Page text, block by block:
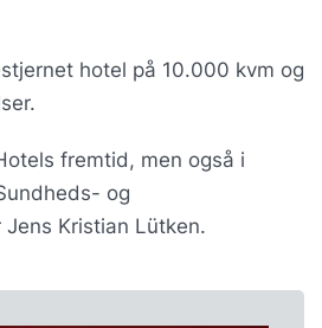
hotel på 10.000 kvm og
fremtid, men også i
og
Kristian Lütken.